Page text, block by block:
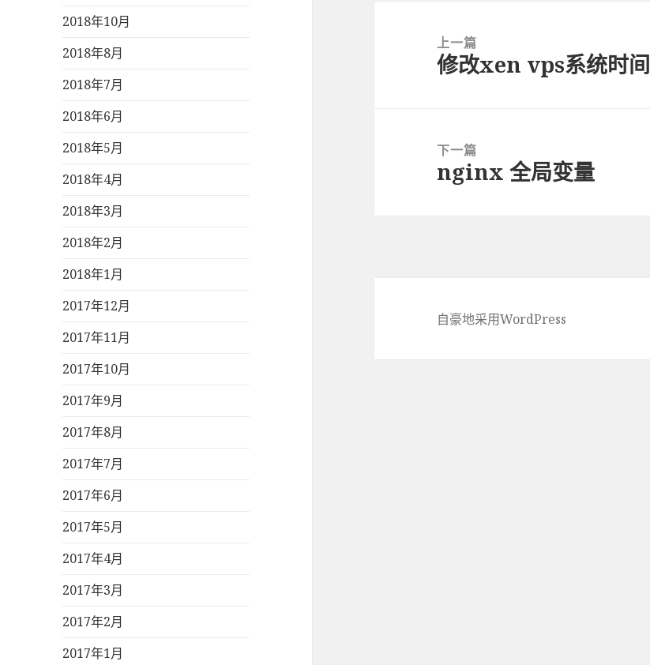
2018年10月
2018年8月
2018年7月
2018年6月
2018年5月
2018年4月
2018年3月
2018年2月
2018年1月
2017年12月
2017年11月
2017年10月
2017年9月
2017年8月
2017年7月
2017年6月
2017年5月
2017年4月
2017年3月
2017年2月
2017年1月
上一篇
上
修改xen vps系统时间
下一篇
下
nginx 全局变量
自豪地采用WordPress